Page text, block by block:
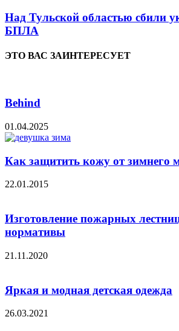
Над Тульской областью сбили
БПЛА
ЭТО ВАС ЗАИНТЕРЕСУЕТ
Behind
01.04.2025
Как защитить кожу от зимнего
22.01.2015
Изготовление пожарных
нормативы
21.11.2020
Яркая и модная детская одежда
26.03.2021